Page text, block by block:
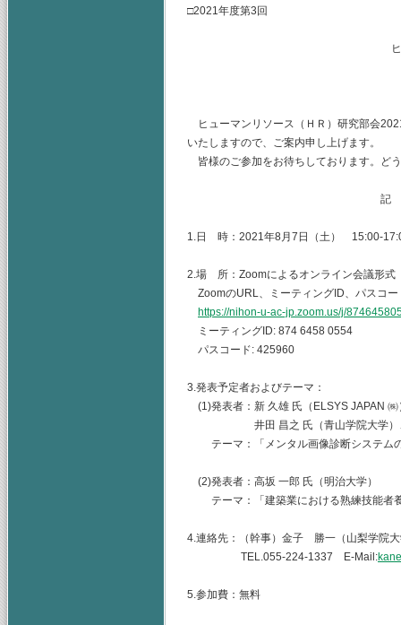
□2021年度第3回
ヒューマンリソース
ヒューマンリソース（ＨＲ）研究部会
いたしますので、ご案内申し上げます。
皆様のご参加をお待ちしております。ど
記
1.日 時：2021年8月7日（土） 15:00-
2.場 所：Zoomによるオンライン会議形式
ZoomのURL、ミーティングID、パスコー
https://nihon-u-ac-jp.zoom.us/j/
ミーティングID: 874 6458 0554
パスコード: 425960
3.発表予定者およびテーマ：
(1)発表者：新 久雄 氏（ELSYS JAPAN
井田 昌之 氏（青山学院大学）、
テーマ：「メンタル画像診断システム
(2)発表者：高坂 一郎 氏（明治大学）
テーマ：「建築業における熟練技能者
4.連絡先：（幹事）金子 勝一（山梨学院
TEL.055-224-1337 E-Mail:
5.参加費：無料